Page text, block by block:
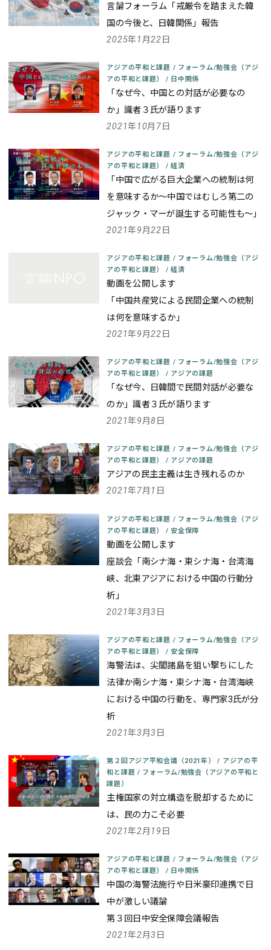
言論フォーラム「戒厳令を踏まえた韓
国の今後と、日韓関係」報告
2025年1月22日
アジアの平和と課題 / フォーラム/勉強会（アジ
アの平和と課題） / 日中関係
「なぜ今、中国との対話が必要なの
か」識者３氏が語ります
2021年10月7日
アジアの平和と課題 / フォーラム/勉強会（アジ
アの平和と課題） / 経済
「中国で広がる巨大企業への統制は何
を意味するか～中国ではむしろ第二の
ジャック・マーが誕生する可能性も～」
2021年9月22日
アジアの平和と課題 / フォーラム/勉強会（アジ
アの平和と課題） / 経済
動画を公開します
「中国共産党による民間企業への統制
は何を意味するか」
2021年9月22日
アジアの平和と課題 / フォーラム/勉強会（アジ
アの平和と課題） / アジアの課題
「なぜ今、日韓間で民間対話が必要な
のか」識者３氏が語ります
2021年9月8日
アジアの平和と課題 / フォーラム/勉強会（アジ
アの平和と課題） / アジアの課題
アジアの民主主義は生き残れるのか
2021年7月1日
アジアの平和と課題 / フォーラム/勉強会（アジ
アの平和と課題） / 安全保障
動画を公開します
座談会「南シナ海・東シナ海・台湾海
峡、北東アジアにおける中国の行動分
析」
2021年3月3日
アジアの平和と課題 / フォーラム/勉強会（アジ
アの平和と課題） / 安全保障
海警法は、尖閣諸島を狙い撃ちにした
法律か南シナ海・東シナ海・台湾海峡
における中国の行動を、専門家3氏が分
析
2021年3月3日
第２回アジア平和会議（2021年）/ アジアの平
和と課題 / フォーラム/勉強会（アジアの平和と
課題）
主権国家の対立構造を脱却するために
は、民の力こそ必要
2021年2月19日
アジアの平和と課題 / フォーラム/勉強会（アジ
アの平和と課題） / 日中関係
中国の海警法施行や日米豪印連携で日
中が激しい議論
第３回日中安全保障会議報告
2021年2月3日